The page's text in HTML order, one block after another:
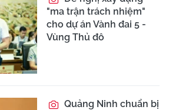
"ma trận trách nhiệm"
cho dự án Vành đai 5 -
Vùng Thủ đô
Quảng Ninh chuẩn bị